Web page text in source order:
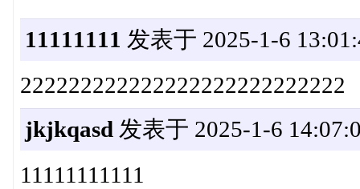
11111111 发表于 2025-1-6
222222222222222222222222222
jkjkqasd 发表于 2025-1-6
11111111111